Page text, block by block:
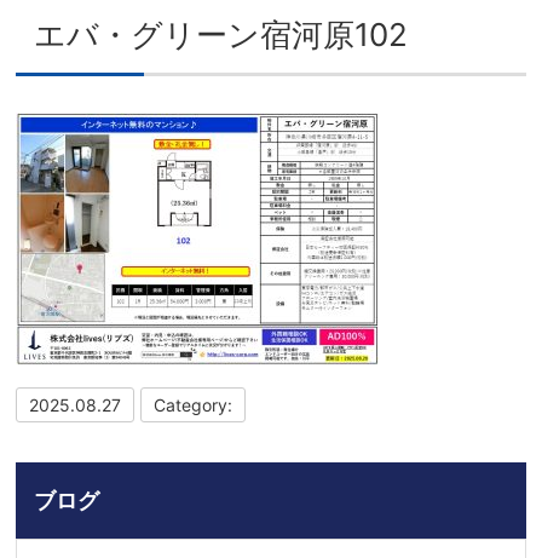
エバ・グリーン宿河原102
2025.08.27 Category:
ブログ